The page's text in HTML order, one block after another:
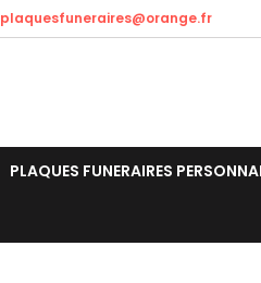
plaquesfuneraires@orange.fr
PLAQUES FUNERAIRES